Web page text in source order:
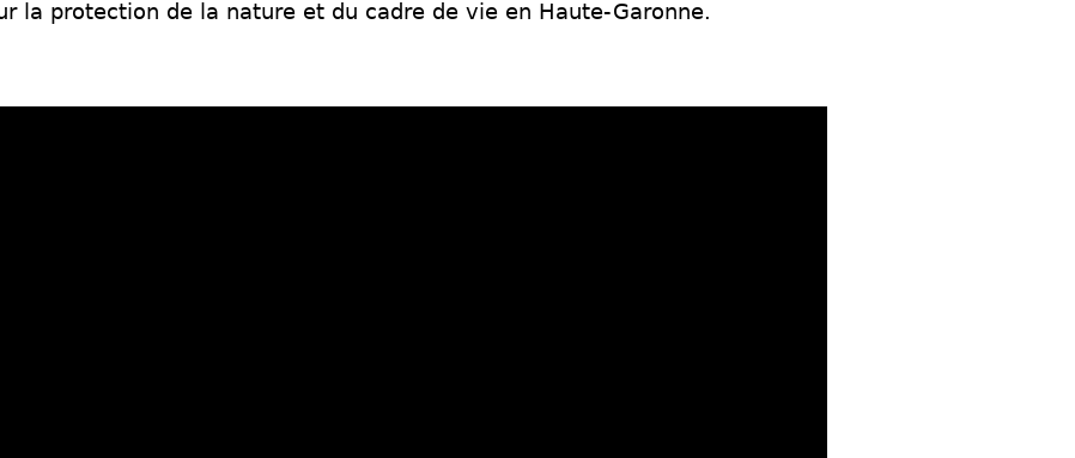
la protection de la nature et du cadre de vie en Haute-Garonne.